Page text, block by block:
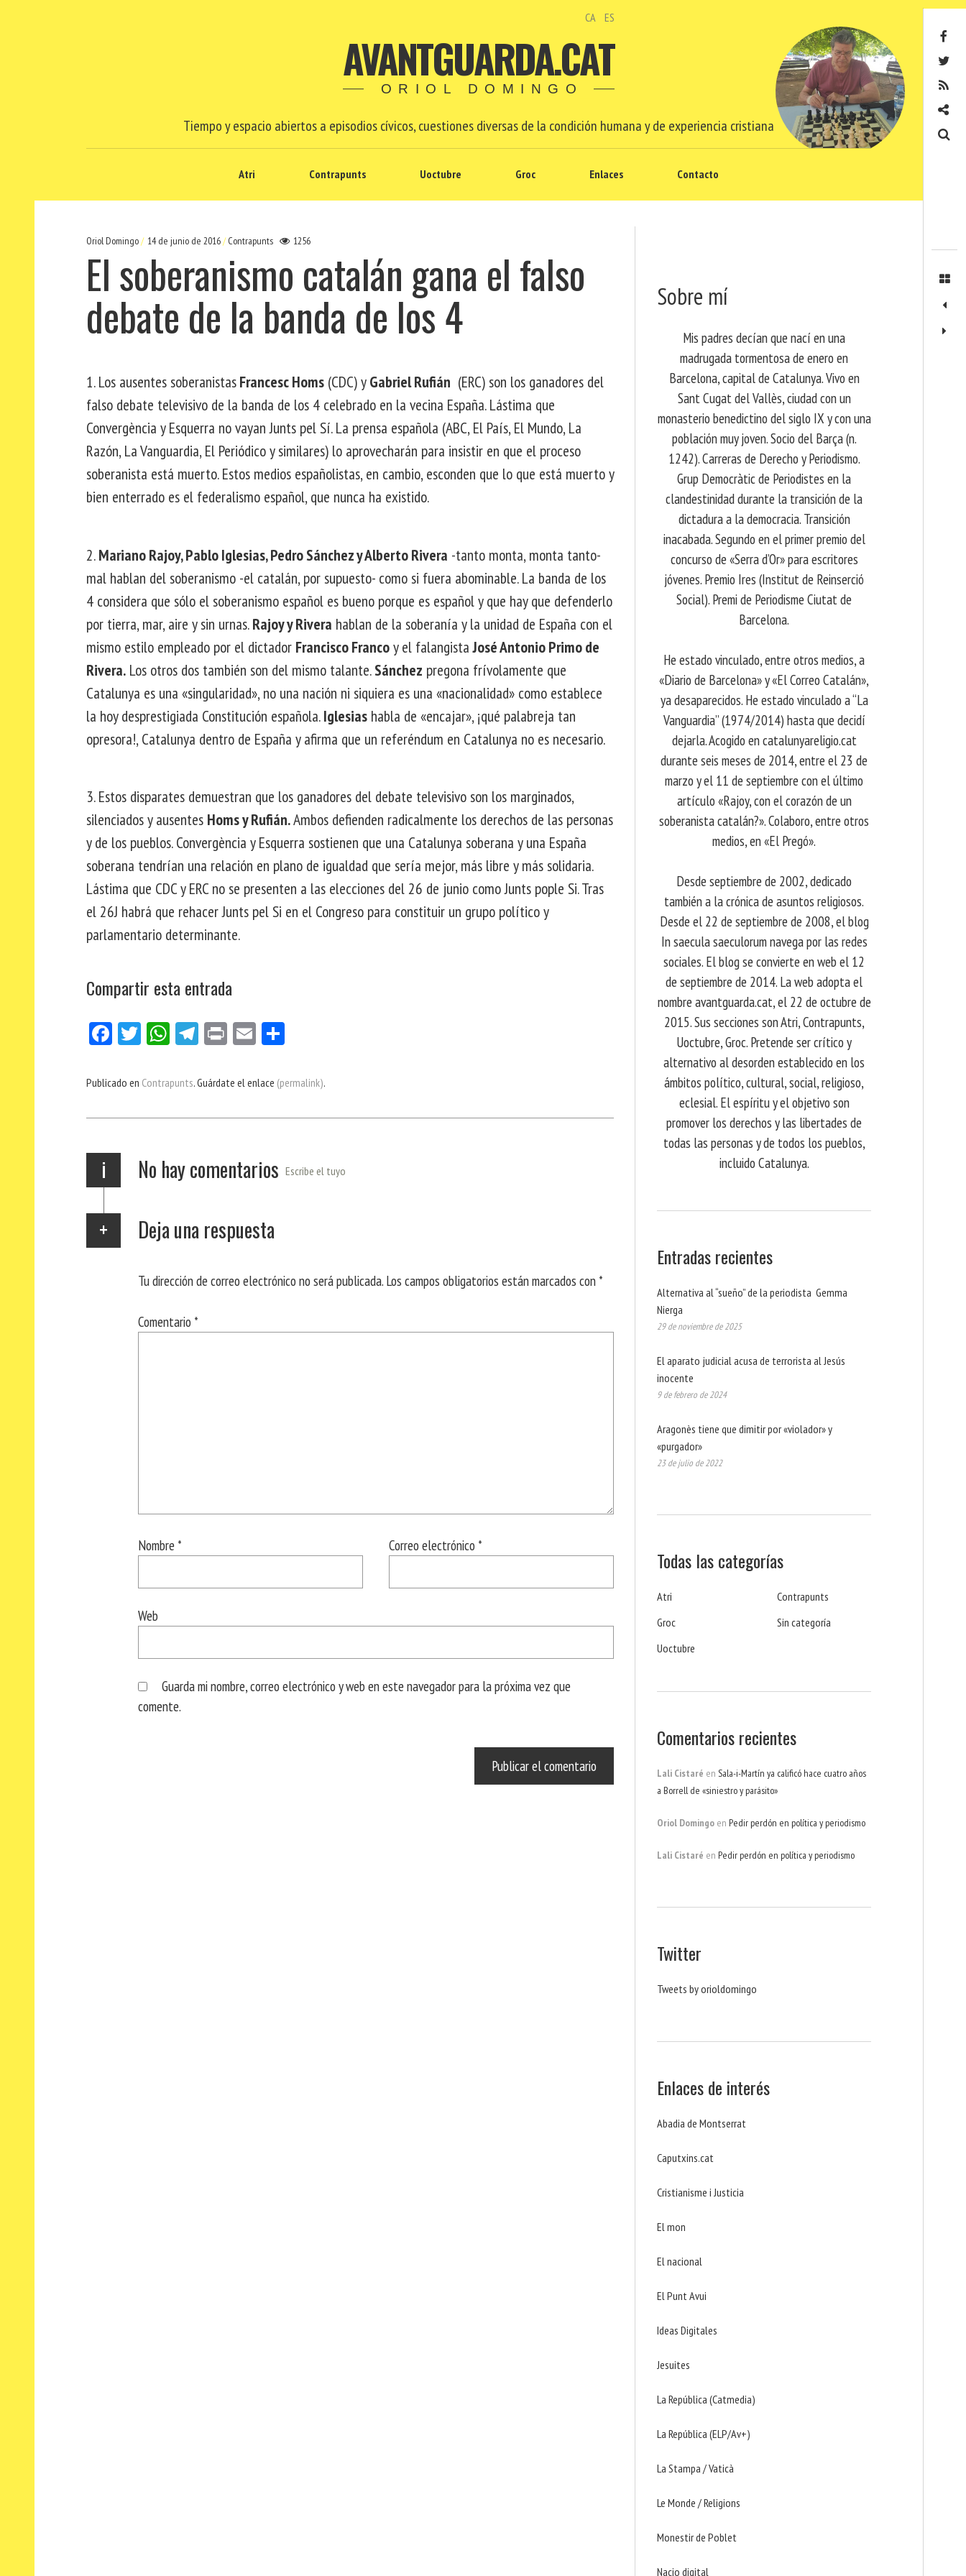
CA ES
AVANTGUARDA.CAT
ORIOL DOMINGO
Tiempo y espacio abiertos a episodios cívicos, cuestiones diversas de la condición humana y de experiencia cristiana
Atri Contrapunts Uoctubre Groc Enlaces Contacto
Oriol Domingo 14 de junio de 2016 Contrapunts 1256
El soberanismo catalán gana el falso
debate de la banda de los 4
1. Los ausentes soberanistasFrancesc Homs (CDC) yGabriel Rufián (ERC) son los ganadores del
falso debate televisivo de la banda de los 4 celebrado en la vecina España. Lástima que
Convergència y Esquerra no vayan Junts pel Sí. La prensa española (ABC, El País, El Mundo, La
Razón, La Vanguardia, El Periódico y similares) lo aprovecharán para insistir en que el proceso
soberanista está muerto. Estos medios españolistas, en cambio, esconden que lo que está muerto y
bien enterrado es el federalismo español, que nunca ha existido.
2.Mariano Rajoy, Pablo Iglesias, Pedro Sánchez y Alberto Rivera -tanto monta, monta tanto-
mal hablan del soberanismo -el catalán, por supuesto- como si fuera abominable. La banda de los
4 considera que sólo el soberanismo español es bueno porque es español y que hay que defenderlo
por tierra, mar, aire y sin urnas.Rajoy y Rivera hablan de la soberanía y la unidad de España con el
mismo estilo empleado por el dictador Francisco Francoy el falangistaJosé Antonio Primo de
Rivera. Los otros dos también son del mismo talante.Sánchez pregona frívolamente que
Catalunya es una «singularidad», no una nación ni siquiera es una «nacionalidad» como establece
la hoy desprestigiada Constitución española.Iglesias habla de «encajar», ¡qué palabreja tan
opresora!, Catalunya dentro de España y afirma que un referéndum en Catalunya no es necesario.
3. Estos disparates demuestran que los ganadores del debate televisivo son los marginados,
silenciados y ausentes Homs y Rufián.Ambos defienden radicalmente los derechos de las personas
y de los pueblos. Convergència y Esquerra sostienen que una Catalunya soberana y una España
soberana tendrían una relación en plano de igualdad que sería mejor, más libre y más solidaria.
Lástima que CDC y ERC no se presenten a las elecciones del 26 de junio como Junts pople Si. Tras
el 26J habrá que rehacer Junts pel Si en el Congreso para constituir un grupo político y
parlamentario determinante.
Compartir esta entrada
Fa
bo
Tw
er
W
ts
p
Te
gr
m
Pri E
ail pa
r
Publicado en Contrapunts. Guárdate el enlace (permalink).
i No hay comentarios Escribe el tuyo
Deja una respuesta
Tu dirección de correo electrónico no será publicada. Los campos obligatorios están marcados con *
Comentario *
Nombre * Correo electrónico *
Web
Guarda mi nombre, correo electrónico y web en este navegador para la próxima vez que
comente.
Sobre mí
Mis padres decían que nací en una
madrugada tormentosa de enero en
Barcelona, ​​capital de Catalunya. Vivo en
Sant Cugat del Vallès, ciudad con un
monasterio benedictino del siglo IX y con una
población muy joven. Socio del Barça (n.
1242). Carreras de Derecho y Periodismo.
Grup Democràtic de Periodistes en la
clandestinidad durante la transición de la
dictadura a la democracia. Transición
inacabada. Segundo en el primer premio del
concurso de «Serra d’Or» para escritores
jóvenes. Premio Ires (Institut de Reinserció
Social). Premi de Periodisme Ciutat de
Barcelona.
He estado vinculado, entre otros medios, a
«Diario de Barcelona» y «El Correo Catalán»,
ya desaparecidos. He estado vinculado a “La
Vanguardia” (1974/2014) hasta que decidí
dejarla. Acogido en catalunyareligio.cat
durante seis meses de 2014, entre el 23 de
marzo y el 11 de septiembre con el último
artículo «Rajoy, con el corazón de un
soberanista catalán?». Colaboro, entre otros
medios, en «El Pregó».
Desde septiembre de 2002, dedicado
también a la crónica de asuntos religiosos.
Desde el 22 de septiembre de 2008, el blog
In saecula saeculorum navega por las redes
sociales. El blog se convierte en web el 12
de septiembre de 2014. La web adopta el
nombre avantguarda.cat, el 22 de octubre de
2015. Sus secciones son Atri, Contrapunts,
Uoctubre, Groc. Pretende ser crítico y
alternativo al desorden establecido en los
ámbitos político, cultural, social, religioso,
eclesial. El espíritu y el objetivo son
promover los derechos y las libertades de
todas las personas y de todos los pueblos,
incluido Catalunya.
Entradas recientes
Alternativa al “sueño” de la periodista Gemma
Nierga
29 de noviembre de 2025
El aparato judicial acusa de terrorista al Jesús
inocente
9 de febrero de 2024
Aragonès tiene que dimitir por «violador» y
«purgador»
23 de julio de 2022
Todas las categorías
Atri
Contrapunts
Groc
Sin categoría
Uoctubre
Comentarios recientes
Lali Cistaré enSala-i-Martín ya calificó hace cuatro años
a Borrell de «siniestro y parásito»
Oriol Domingo en Pedir perdón en política y periodismo
Lali Cistaré en Pedir perdón en política y periodismo
Twitter
Tweets by orioldomingo
Enlaces de interés
Abadia de Montserrat
Caputxins.cat
Cristianisme i Justicia
El mon
El nacional
El Punt Avui
Ideas Digitales
Jesuites
La República (Catmedia)
La República (ELP/Av+)
La Stampa / Vaticà
Le Monde / Religions
Monestir de Poblet
Nacio digital
Contacto